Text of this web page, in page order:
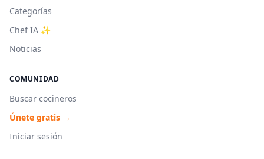
Categorías
Chef IA ✨
Noticias
COMUNIDAD
Buscar cocineros
Únete gratis →
Iniciar sesión